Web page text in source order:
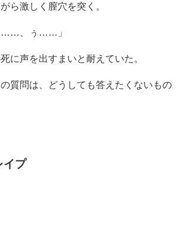
ら激しく膣穴を突く。
……、ぅ……」
に声を出すまいと耐えていた。
質問は、どうしても答えたくないもの
イプ